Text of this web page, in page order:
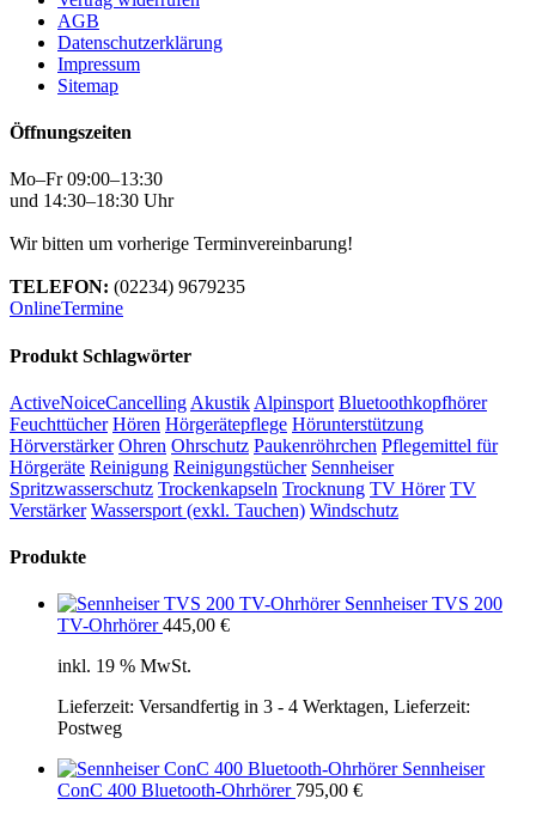
AGB
Datenschutzerklärung
Impressum
Sitemap
Öffnungszeiten
Mo–Fr 09:00–13:30
und 14:30–18:30 Uhr
Wir bitten um vorherige Terminvereinbarung!
TELEFON: (02234) 9679235
OnlineTermine
Produkt Schlagwörter
ActiveNoiceCancelling Akustik Alpinsport Bluetoothkopfhörer
Feuchttücher Hören Hörgerätepflege Hörunterstützung
Hörverstärker Ohren Ohrschutz Paukenröhrchen Pflegemittel für
Hörgeräte Reinigung Reinigungstücher Sennheiser
Spritzwasserschutz Trockenkapseln Trocknung TV Hörer TV
Verstärker Wassersport (exkl. Tauchen) Windschutz
Produkte
Sennheiser TVS 200
TV-Ohrhörer 445,00 €
inkl. 19 % MwSt.
Lieferzeit: Versandfertig in 3 - 4 Werktagen, Lieferzeit:
Postweg
Sennheiser
ConC 400 Bluetooth-Ohrhörer 795,00 €